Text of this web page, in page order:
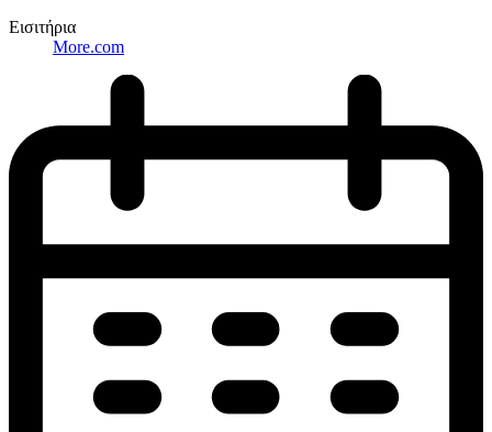
Εισιτήρια
More.com